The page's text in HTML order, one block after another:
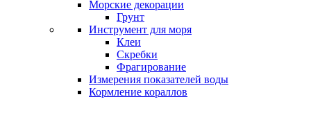
Морские декорации
Грунт
Инструмент для моря
Клеи
Скребки
Фрагирование
Измерения показателей воды
Кормление кораллов